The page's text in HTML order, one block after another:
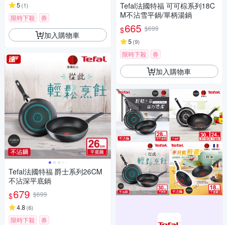
5 (1)
限時下殺 券
加入購物車
Tefal法國特福 爵士系列26CM
不沾深平底鍋
$679 $699
4.8 (6)
限時下殺 券
Tefal法國特福 可可棕系列18C
M不沾雪平鍋/單柄湯鍋
$665 $699
5 (9)
限時下殺 券
加入購物車